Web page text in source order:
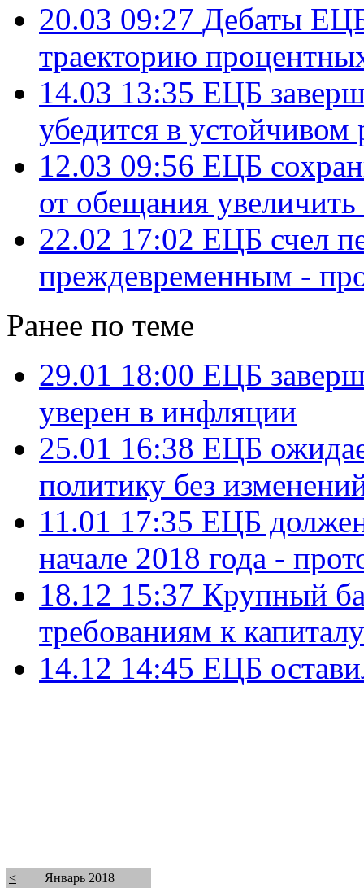
20.03 09:27 Дебаты
траекторию
14.03 13:35 ЕЦБ
убедится в
12.03 09:56 ЕЦБ
от обещания
22.02 17:02 ЕЦБ счел
преждевременным -
Ранее по теме
29.01 18:00 ЕЦБ
уверен в инфляции
25.01 16:38 ЕЦБ
политику без
11.01 17:35 ЕЦБ
начале 2018 года -
18.12 15:37 Крупный
требованиям к
14.12 14:45 ЕЦБ
<
Январь 2018